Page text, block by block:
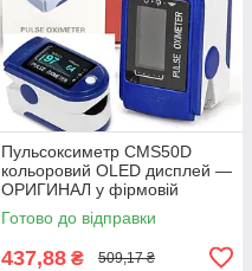
Пульсоксиметр CMS50D
кольоровий OLED дисплей —
ОРИГИНАЛ у фірмовій
коробці, CONTEC
Готово до відправки
437,88 ₴ 509,17 ₴